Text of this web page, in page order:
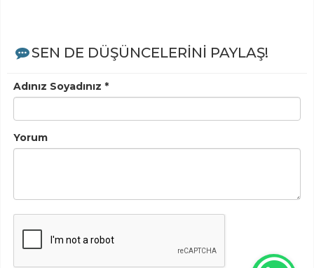
SEN DE DÜŞÜNCELERİNİ PAYLAŞ!
Adınız Soyadınız *
Yorum